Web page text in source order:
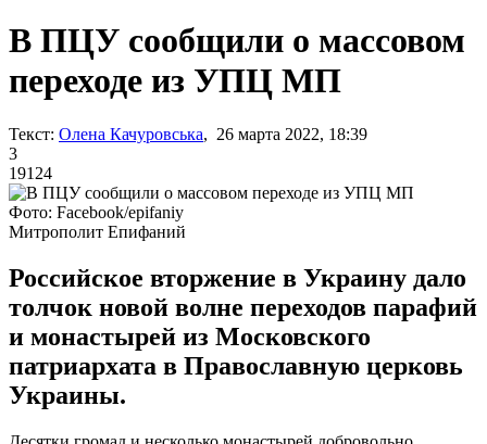
В ПЦУ сообщили о массовом
переходе из УПЦ МП
Текст: Олена Качуровська, 26 марта 2022, 18:39
3
19124
Фото: Facebook/epifaniy
Митрополит Епифаний
Российское вторжение в Украину дало
толчок новой волне переходов парафий
и монастырей из Московского
патриархата в Православную церковь
Украины.